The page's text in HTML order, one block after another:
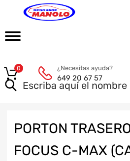
¿Necesitas ayuda?
649 20 67 57
0
PORTON
FOCUS C-MAX